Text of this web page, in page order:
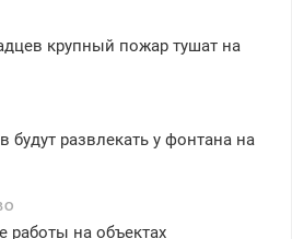
крупный пожар тушат на
будут развлекать у фонтана на
на объектах